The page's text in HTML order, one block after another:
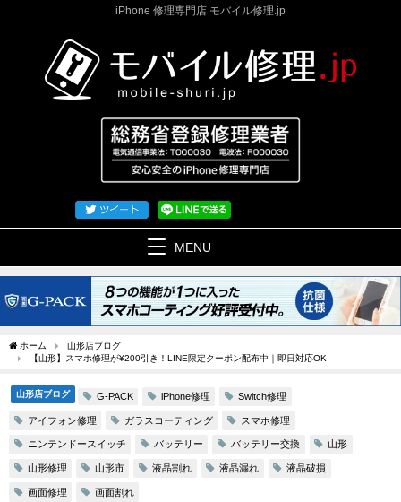
iPhone 修理専門店 モバイル修理.jp
MENU
ホーム
山形店ブログ
【山形】スマホ修理が¥200引き！LINE限定クーポン配布中｜即日対応OK
山形店ブログ G-PACK iPhone修理 Switch修理
アイフォン修理 ガラスコーティング スマホ修理
ニンテンドースイッチ バッテリー バッテリー交換 山形
山形修理 山形市 液晶割れ 液晶漏れ 液晶破損
画面修理 画面割れ